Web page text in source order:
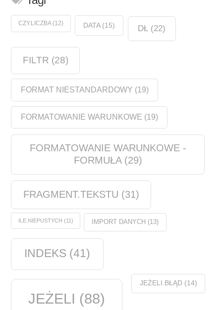
CZY.LICZBA(12) DATA(15) DŁ (22)
FILTR (28)
FORMAT NIESTANDARDOWY (19)
FORMATOWANIE WARUNKOWE (19)
FORMATOWANIE WARUNKOWE -
FORMUŁA(29)
FRAGMENT.TEKSTU (31)
ILE.NIEPUSTYCH (11) IMPORT DANYCH (13)
INDEKS (41)
JEŻELI (88)
JEŻELI.BŁĄD(14)